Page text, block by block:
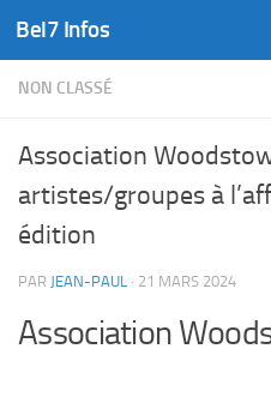
Skip to content
Bel7 Infos
NON CLASSÉ
Association
artistes/groupes à
édition
PAR JEAN-PAUL · 21 MARS 2024
Association